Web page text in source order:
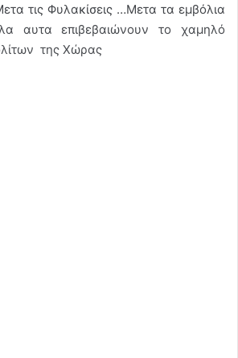
τις Φυλακίσεις …Μετα τα εμβόλια
αυτα επιβεβαιώνουν το χαμηλό
της Χώρας